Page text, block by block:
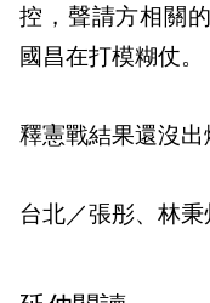
控，聲請方相關
國昌在打模糊仗。
釋憲戰結果還沒出
台北／張彤、林